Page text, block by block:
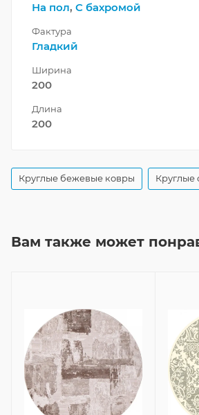
На пол, С бахромой
Фактура
Гладкий
Ширина
200
Длина
200
Круглые бежевые ковры Круглые
Вам также может